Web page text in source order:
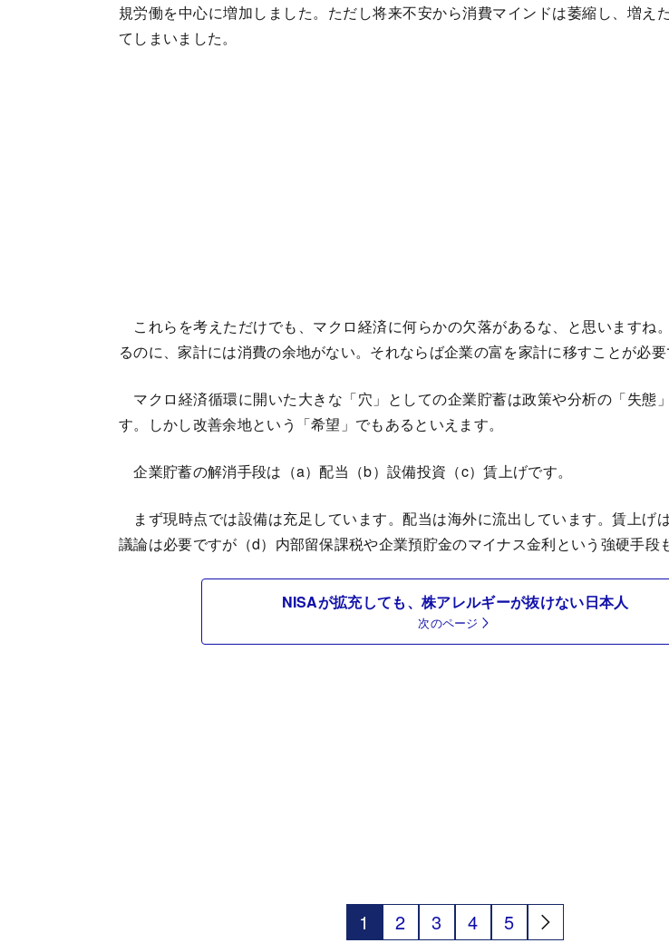
規労働を中心に増加しました。ただし将来不安から消費マインドは萎縮し、増え
てしまいました。
これらを考えただけでも、マクロ経済に何らかの欠落があるな、と思いますね
るのに、家計には消費の余地がない。それならば企業の富を家計に移すことが必要
マクロ経済循環に開いた大きな「穴」としての企業貯蓄は政策や分析の「失態
す。しかし改善余地という「希望」でもあるといえます。
企業貯蓄の解消手段は（a）配当（b）設備投資（c）賃上げです。
まず現時点では設備は充足しています。配当は海外に流出しています。賃上げ
議論は必要ですが（d）内部留保課税や企業預貯金のマイナス金利という強硬手段
NISAが拡充しても、株アレルギーが抜けない日本人
次のページ
1 2 3 4 5